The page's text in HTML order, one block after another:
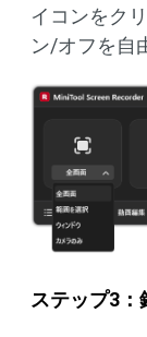
イコンをク
ン/オフを自
ステップ3：